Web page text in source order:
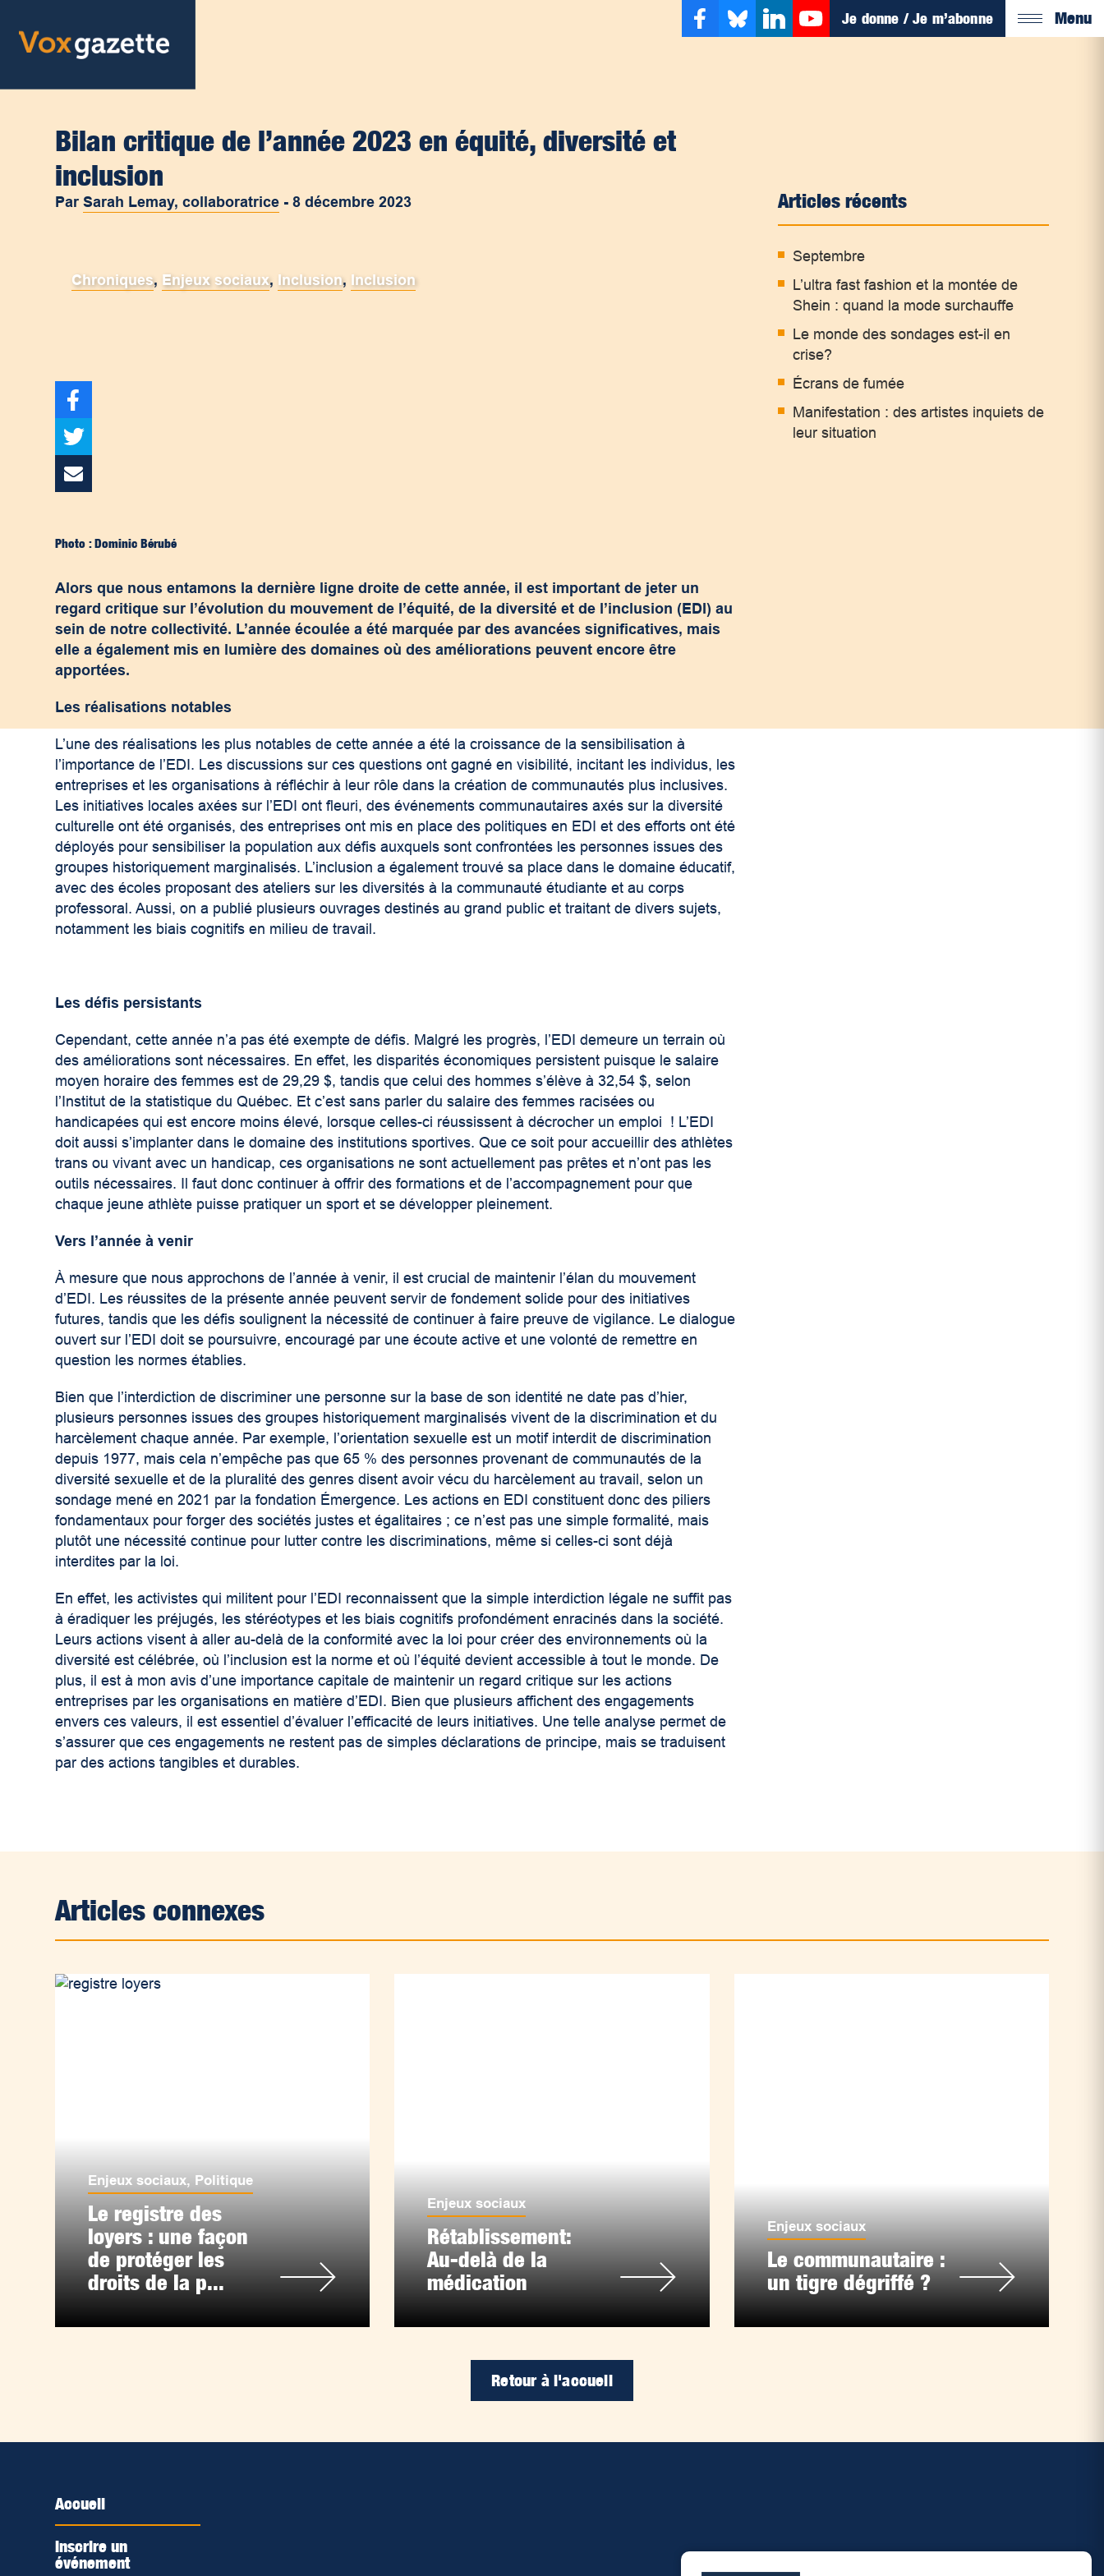
Je donne / Je m’abonne Menu
Bilan critique de l’année 2023 en équité, diversité et
inclusion
ParSarah Lemay, collaboratrice -8 décembre 2023
Chroniques, Enjeux sociaux, Inclusion, Inclusion
Photo : Dominic Bérubé
Alors que nous entamons la dernière ligne droite de cette année, il est important de jeter un
regard critique sur l’évolution du mouvement de l’équité, de la diversité et de l’inclusion (EDI) au
sein de notre collectivité. L’année écoulée a été marquée par des avancées significatives, mais
elle a également mis en lumière des domaines où des améliorations peuvent encore être
apportées.
Les réalisations notables
L’une des réalisations les plus notables de cette année a été la croissance de la sensibilisation à
l’importance de l’EDI. Les discussions sur ces questions ont gagné en visibilité, incitant les individus, les
entreprises et les organisations à réfléchir à leur rôle dans la création de communautés plus inclusives.
Les initiatives locales axées sur l’EDI ont fleuri, des événements communautaires axés sur la diversité
culturelle ont été organisés, des entreprises ont mis en place des politiques en EDI et des efforts ont été
déployés pour sensibiliser la population aux défis auxquels sont confrontées les personnes issues des
groupes historiquement marginalisés. L’inclusion a également trouvé sa place dans le domaine éducatif,
avec des écoles proposant des ateliers sur les diversités à la communauté étudiante et au corps
professoral. Aussi, on a publié plusieurs ouvrages destinés au grand public et traitant de divers sujets,
notamment les biais cognitifs en milieu de travail.
Les défis persistants
Cependant, cette année n’a pas été exempte de défis. Malgré les progrès, l’EDI demeure un terrain où
des améliorations sont nécessaires. En effet, les disparités économiques persistent puisque le salaire
moyen horaire des femmes est de 29,29 $, tandis que celui des hommes s’élève à 32,54 $, selon
l’Institut de la statistique du Québec. Et c’est sans parler du salaire des femmes racisées ou
handicapées qui est encore moins élevé, lorsque celles-ci réussissent à décrocher un emploi ! L’EDI
doit aussi s’implanter dans le domaine des institutions sportives. Que ce soit pour accueillir des athlètes
trans ou vivant avec un handicap, ces organisations ne sont actuellement pas prêtes et n’ont pas les
outils nécessaires. Il faut donc continuer à offrir des formations et de l’accompagnement pour que
chaque jeune athlète puisse pratiquer un sport et se développer pleinement.
Vers l’année à venir
À mesure que nous approchons de l’année à venir, il est crucial de maintenir l’élan du mouvement
d’EDI. Les réussites de la présente année peuvent servir de fondement solide pour des initiatives
futures, tandis que les défis soulignent la nécessité de continuer à faire preuve de vigilance. Le dialogue
ouvert sur l’EDI doit se poursuivre, encouragé par une écoute active et une volonté de remettre en
question les normes établies.
Bien que l’interdiction de discriminer une personne sur la base de son identité ne date pas d’hier,
plusieurs personnes issues des groupes historiquement marginalisés vivent de la discrimination et du
harcèlement chaque année. Par exemple, l’orientation sexuelle est un motif interdit de discrimination
depuis 1977, mais cela n’empêche pas que 65 % des personnes provenant de communautés de la
diversité sexuelle et de la pluralité des genres disent avoir vécu du harcèlement au travail, selon un
sondage mené en 2021 par la fondation Émergence. Les actions en EDI constituent donc des piliers
fondamentaux pour forger des sociétés justes et égalitaires ; ce n’est pas une simple formalité, mais
plutôt une nécessité continue pour lutter contre les discriminations, même si celles-ci sont déjà
interdites par la loi.
En effet, les activistes qui militent pour l’EDI reconnaissent que la simple interdiction légale ne suffit pas
à éradiquer les préjugés, les stéréotypes et les biais cognitifs profondément enracinés dans la société.
Leurs actions visent à aller au-delà de la conformité avec la loi pour créer des environnements où la
diversité est célébrée, où l’inclusion est la norme et où l’équité devient accessible à tout le monde. De
plus, il est à mon avis d’une importance capitale de maintenir un regard critique sur les actions
entreprises par les organisations en matière d’EDI. Bien que plusieurs affichent des engagements
envers ces valeurs, il est essentiel d’évaluer l’efficacité de leurs initiatives. Une telle analyse permet de
s’assurer que ces engagements ne restent pas de simples déclarations de principe, mais se traduisent
par des actions tangibles et durables.
Articles récents
Septembre
L’ultra fast fashion et la montée de
Shein : quand la mode surchauffe
Le monde des sondages est-il en
crise?
Écrans de fumée
Manifestation : des artistes inquiets de
leur situation
Articles connexes
Enjeux sociaux, Politique
Le registre des
loyers : une façon
de protéger les
droits de la p...
Enjeux sociaux
Rétablissement:
Au-delà de la
médication
Enjeux sociaux
Le communautaire :
un tigre dégriffé ?
Retour à l'accueil
Accueil
Inscrire un
événement